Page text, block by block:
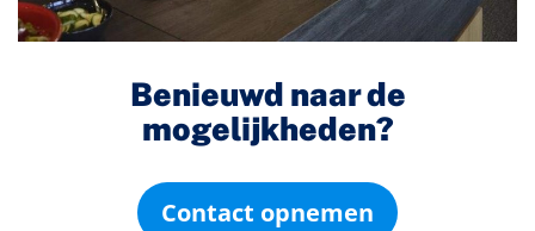
Benieuwd naar de
mogelijkheden?
Contact opnemen